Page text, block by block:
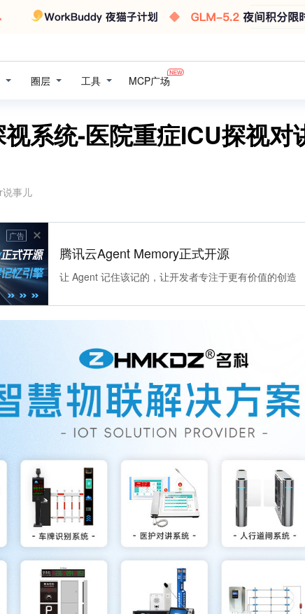
圈层 工具 MCP广场
系统-医院重症ICU探视对
事儿
广告
腾讯云Agent Memory正式开源
让 Agent 记住该记的，让开发者专注于更有价值的创造